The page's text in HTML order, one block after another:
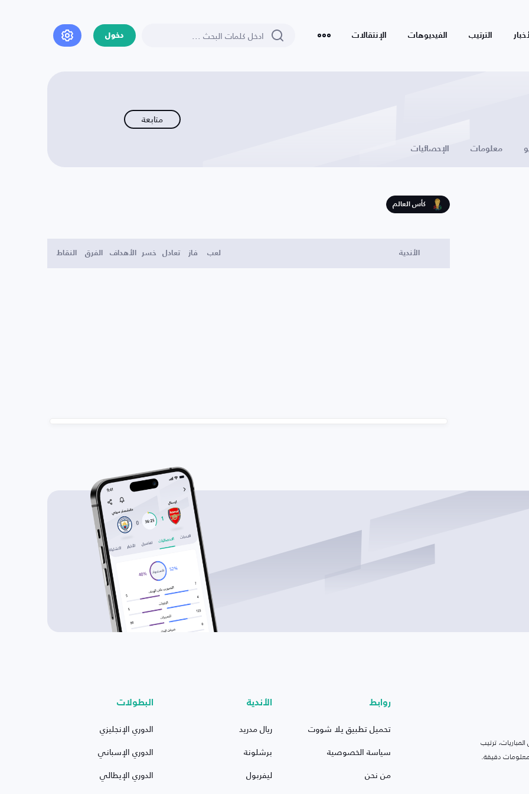
الترتيب الفيديوهات الإنتقالات دخول
متابعة
معلومات الإحصائيات
كأس العالم
الأندية لعب فاز تعادل خسر الأهداف الفرق النقاط
ترتيب
دقيقة.
روابط
تحميل تطبيق يلا شووت
سياسة الخصوصية
من نحن
الأندية
ريال مدريد
برشلونة
ليفربول
البطولات
الدوري الإنجليزي
الدوري الإسباني
الدوري الإيطالي